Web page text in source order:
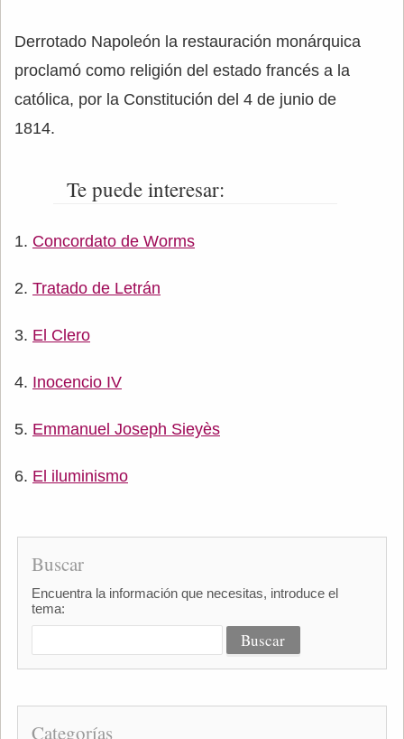
Derrotado Napoleón la restauración monárquica
proclamó como religión del estado francés a la
católica, por la Constitución del 4 de junio de
1814.
Te puede interesar:
Concordato de Worms
Tratado de Letrán
El Clero
Inocencio IV
Emmanuel Joseph Sieyès
El iluminismo
Buscar
Encuentra la información que necesitas, introduce el
tema:
Categorías